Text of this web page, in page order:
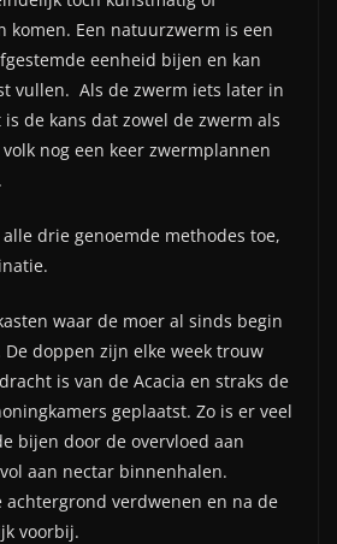
komen. Een natuurzwerm is een
eenheid bijen en kan
vullen. Als de zwerm iets later in
de kans dat zowel de zwerm als
nog een keer zwermplannen
drie genoemde methodes toe,
waar de moer al sinds begin
doppen zijn elke week trouw
is van de Acacia en straks de
geplaatst. Zo is er veel
bijen door de overvloed aan
aan nectar binnenhalen.
achtergrond verdwenen en na de
voorbij.